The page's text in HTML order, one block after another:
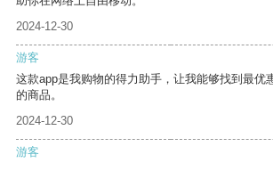
2024-12-30
游客
这款app是我购物的得力助手，让我能够找到最优
的商品。
2024-12-30
游客